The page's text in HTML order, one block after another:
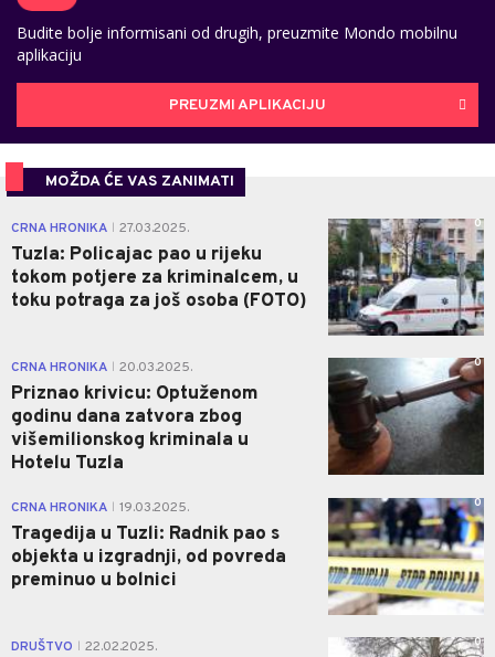
Budite bolje informisani od drugih, preuzmite Mondo mobilnu
aplikaciju
PREUZMI APLIKACIJU
MOŽDA ĆE VAS ZANIMATI
CRNA HRONIKA 27.03.2025.
Tuzla: Policajac pao u rijeku
tokom potjere za kriminalcem, u
toku potraga za još osoba (FOTO)
0
CRNA HRONIKA 20.03.2025.
Priznao krivicu: Optuženom
godinu dana zatvora zbog
višemilionskog kriminala u
Hotelu Tuzla
0
CRNA HRONIKA 19.03.2025.
Tragedija u Tuzli: Radnik pao s
objekta u izgradnji, od povreda
preminuo u bolnici
0
DRUŠTVO 22.02.2025. 0